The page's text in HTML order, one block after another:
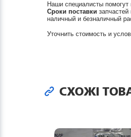
Наши специалисты помогут
Сроки поставки
наличный и безналичный
Уточнить стоимость и
СХОЖІ